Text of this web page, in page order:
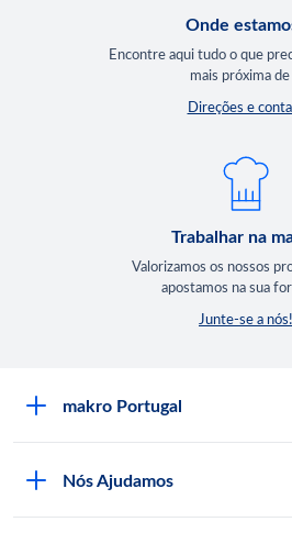
Onde
Encontre aqui tudo o que
mais próxima de
Direções e
Trabalhar na
Valorizamos os nossos
apostamos na sua
Junte-se a nós!
makro Portugal
Nós Ajudamos